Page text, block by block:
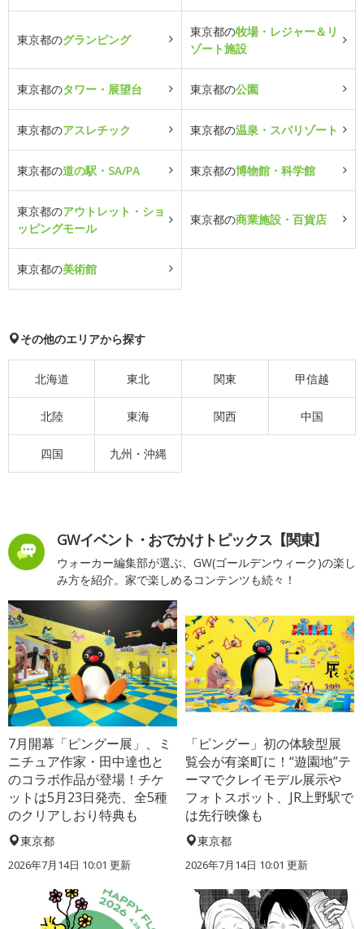
東京都のグランピング
東京都の牧場・レジャー＆リ
ゾート施設
東京都のタワー・展望台 東京都の公園
東京都のアスレチック 東京都の温泉・スパリゾート
東京都の道の駅・SA/PA 東京都の博物館・科学館
東京都のアウトレット・ショ
ッピングモール
東京都の商業施設・百貨店
東京都の美術館
その他のエリアから探す
北海道 東北 関東 甲信越
北陸 東海 関西 中国
四国 九州・沖縄
GWイベント・おでかけトピックス【関東】
ウォーカー編集部が選ぶ、GW(ゴールデンウィーク)の楽し
み方を紹介。家で楽しめるコンテンツも続々！
7月開幕「ピングー展」、ミ
ニチュア作家・田中達也と
のコラボ作品が登場！チケ
ットは5月23日発売、全5種
のクリアしおり特典も
東京都
2026年7月14日 10:01 更新
「ピングー」初の体験型展
覧会が有楽町に！“遊園地”テ
ーマでクレイモデル展示や
フォトスポット、JR上野駅で
は先行映像も
東京都
2026年7月14日 10:01 更新